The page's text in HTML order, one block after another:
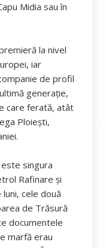
Midia sau în
la nivel
iar
de profil
generație,
care ferată, atât
Ploiești,
singura
Rafinare și
cele două
de Trăsură
documentele
marfă erau